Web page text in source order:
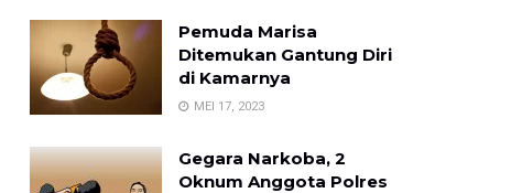
Pemuda Marisa
Ditemukan Gantung Diri
di Kamarnya
MEI 17, 2023
Gegara Narkoba, 2
Oknum Anggota Polres